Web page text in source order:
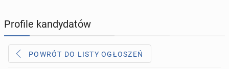
KUPIĘ & SPRZEDAM
TOWARZYSKIE
Profile kandydatów
POWRÓT DO LISTY OGŁOSZEŃ